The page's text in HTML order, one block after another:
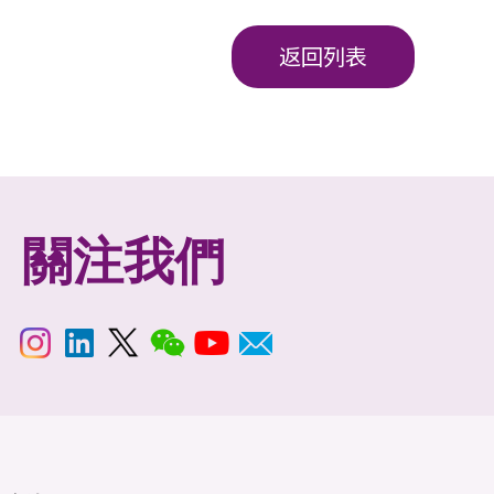
返回列表
關注我們